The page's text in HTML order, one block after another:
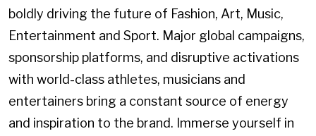
boldly driving the future of Fashion, Art, Music,
Entertainment and Sport. Major global campaigns,
sponsorship platforms, and disruptive activations
with world-class athletes, musicians and
entertainers bring a constant source of energy
and inspiration to the brand. Immerse yourself in